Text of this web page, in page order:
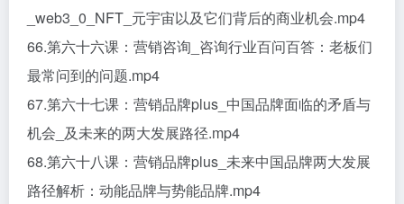
_web3_0_NFT_元宇宙以及它们背后的商业机会.mp4
66.第六十六课：营销咨询_咨询行业百问百答：老板们
最常问到的问题.mp4
67.第六十七课：营销品牌plus_中国品牌面临的矛盾与
机会_及未来的两大发展路径.mp4
68.第六十八课：营销品牌plus_未来中国品牌两大发展
路径解析：动能品牌与势能品牌.mp4